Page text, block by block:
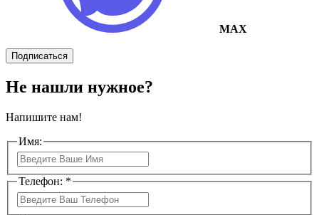
MAX
Подписаться
Не нашли нужное?
Напишите нам!
Имя:
Телефон: *